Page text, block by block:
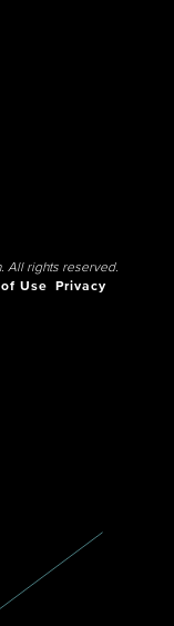
All rights reserved.
Use
Privacy